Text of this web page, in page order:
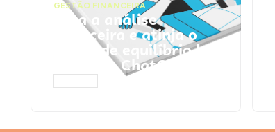
GESTÃO FINANCEIRA
Faça a análise
financeira e atinja o
ponto de equilíbrio |
Prompts ChatGPT